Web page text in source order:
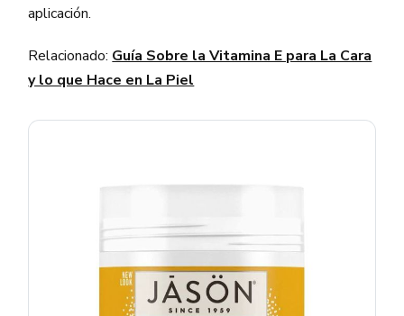
aplicación.
Relacionado: Guía Sobre la Vitamina E para La Cara
y lo que Hace en La Piel